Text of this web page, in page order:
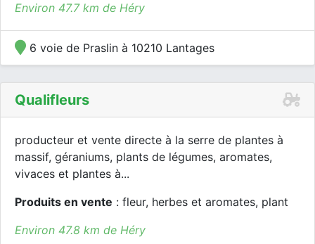
Environ 47.7 km de Héry
6 voie de Praslin à 10210 Lantages
Qualifleurs
producteur et vente directe à la serre de plantes à
massif, géraniums, plants de légumes, aromates,
vivaces et plantes à...
Produits en vente : fleur, herbes et aromates, plant
Environ 47.8 km de Héry